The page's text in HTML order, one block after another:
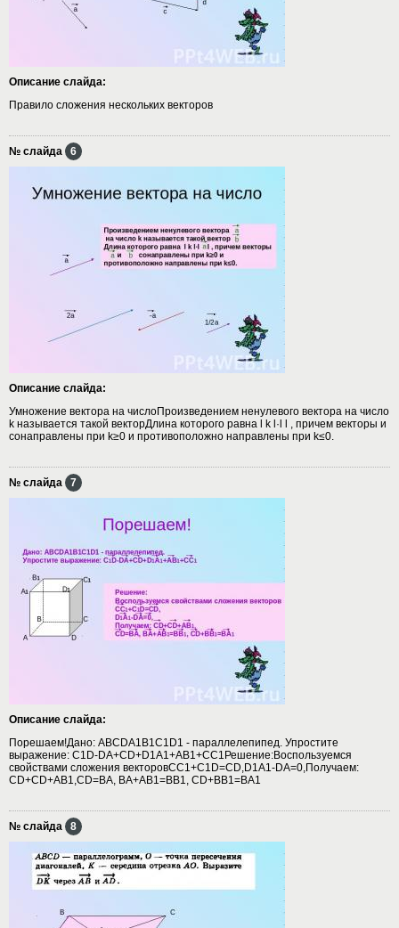
Описание слайда:
Правило сложения нескольких векторов
№ слайда 6
Описание слайда:
Умножение вектора на числоПроизведением ненулевого вектора на число
k называется такой векторДлина которого равна l k l·l l , причем векторы и
cонаправлены при k≥0 и противоположно направлены при k≤0.
№ слайда 7
Описание слайда:
Порешаем!Дано: ABCDA1B1C1D1 - параллелепипед. Упростите
выражение: C1D-DA+CD+D1A1+AB1+CC1Решение:Воспользуемся
свойствами сложения векторовСС1+С1D=CD,D1A1-DA=0,Получаем:
CD+CD+AB1,CD=BA, BA+AB1=BB1, CD+BB1=BA1
№ слайда 8